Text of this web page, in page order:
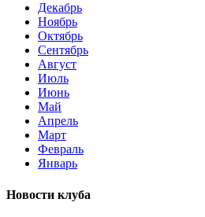
Декабрь
Ноябрь
Октябрь
Сентябрь
Август
Июль
Июнь
Май
Апрель
Март
Февраль
Январь
Новости клуба